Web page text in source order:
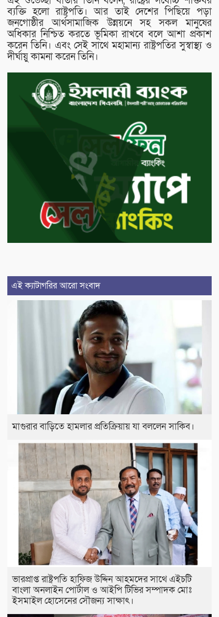
ব‍্যক্তি হলো রাষ্ট্রপতি। আর তাই দেশের পিছিয়ে পড়া
জনগোষ্ঠীর আর্থসামাজিক উন্নয়নে সহ সকল মানুষের
অধিকার নিশ্চিত করতে ভূমিকা রাখবে বলে আশা প্রকাশ
করেন তিনি। এবং সেই সাথে মহামান্য রাষ্ট্রপতির সুস্বাস্থ্য ও
দীর্ঘায়ু কামনা করেন তিনি।
এই ক্যাটাগরির আরো সংবাদ
মাগুরার বাড়িতে হামলার প্রতিক্রিয়ায় যা বললেন সাকিব।
ভারপ্রাপ্ত রাষ্ট্রপতি হাফিজ উদ্দিন আহমদের সাথে এইচটি
বাংলা অনলাইন পোর্টাল ও আইপি টিভির সম্পাদক মোঃ
ইসমাইল হোসেনের সৌজন্য সাক্ষাৎ।